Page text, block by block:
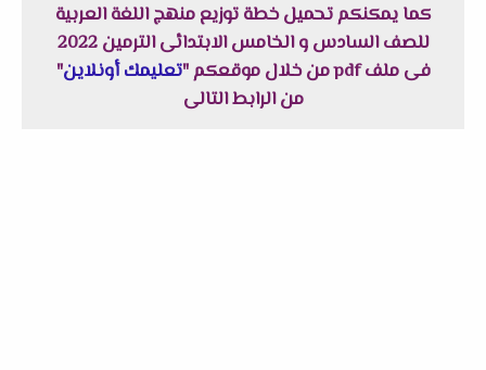
كما يمكنكم تحميل خطة توزيع منهج اللغة العربية
للصف السادس و الخامس الابتدائى الترمين 2022
فى ملف pdf من خلال موقعكم "
تعليمك أونلاين"
من الرابط التالى